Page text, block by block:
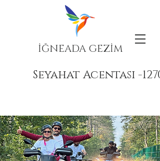
İĞNEADA GEZİM
Seyahat Acentası -